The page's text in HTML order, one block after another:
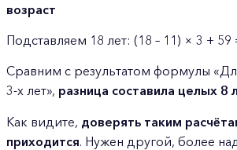
возраст
Подставляем 18 лет: (18 – 11) × 3 + 59
Сравним с результатом формулы
3-х лет», разница составила целых 8
Как видите, доверять таким
приходится. Нужен другой, более